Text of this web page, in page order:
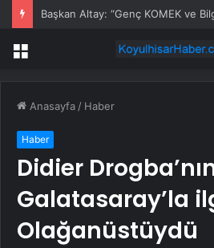
Menü
Anasayfa / Haber
Haber
Didier
Galatasaray’la
Olağanüstüydü